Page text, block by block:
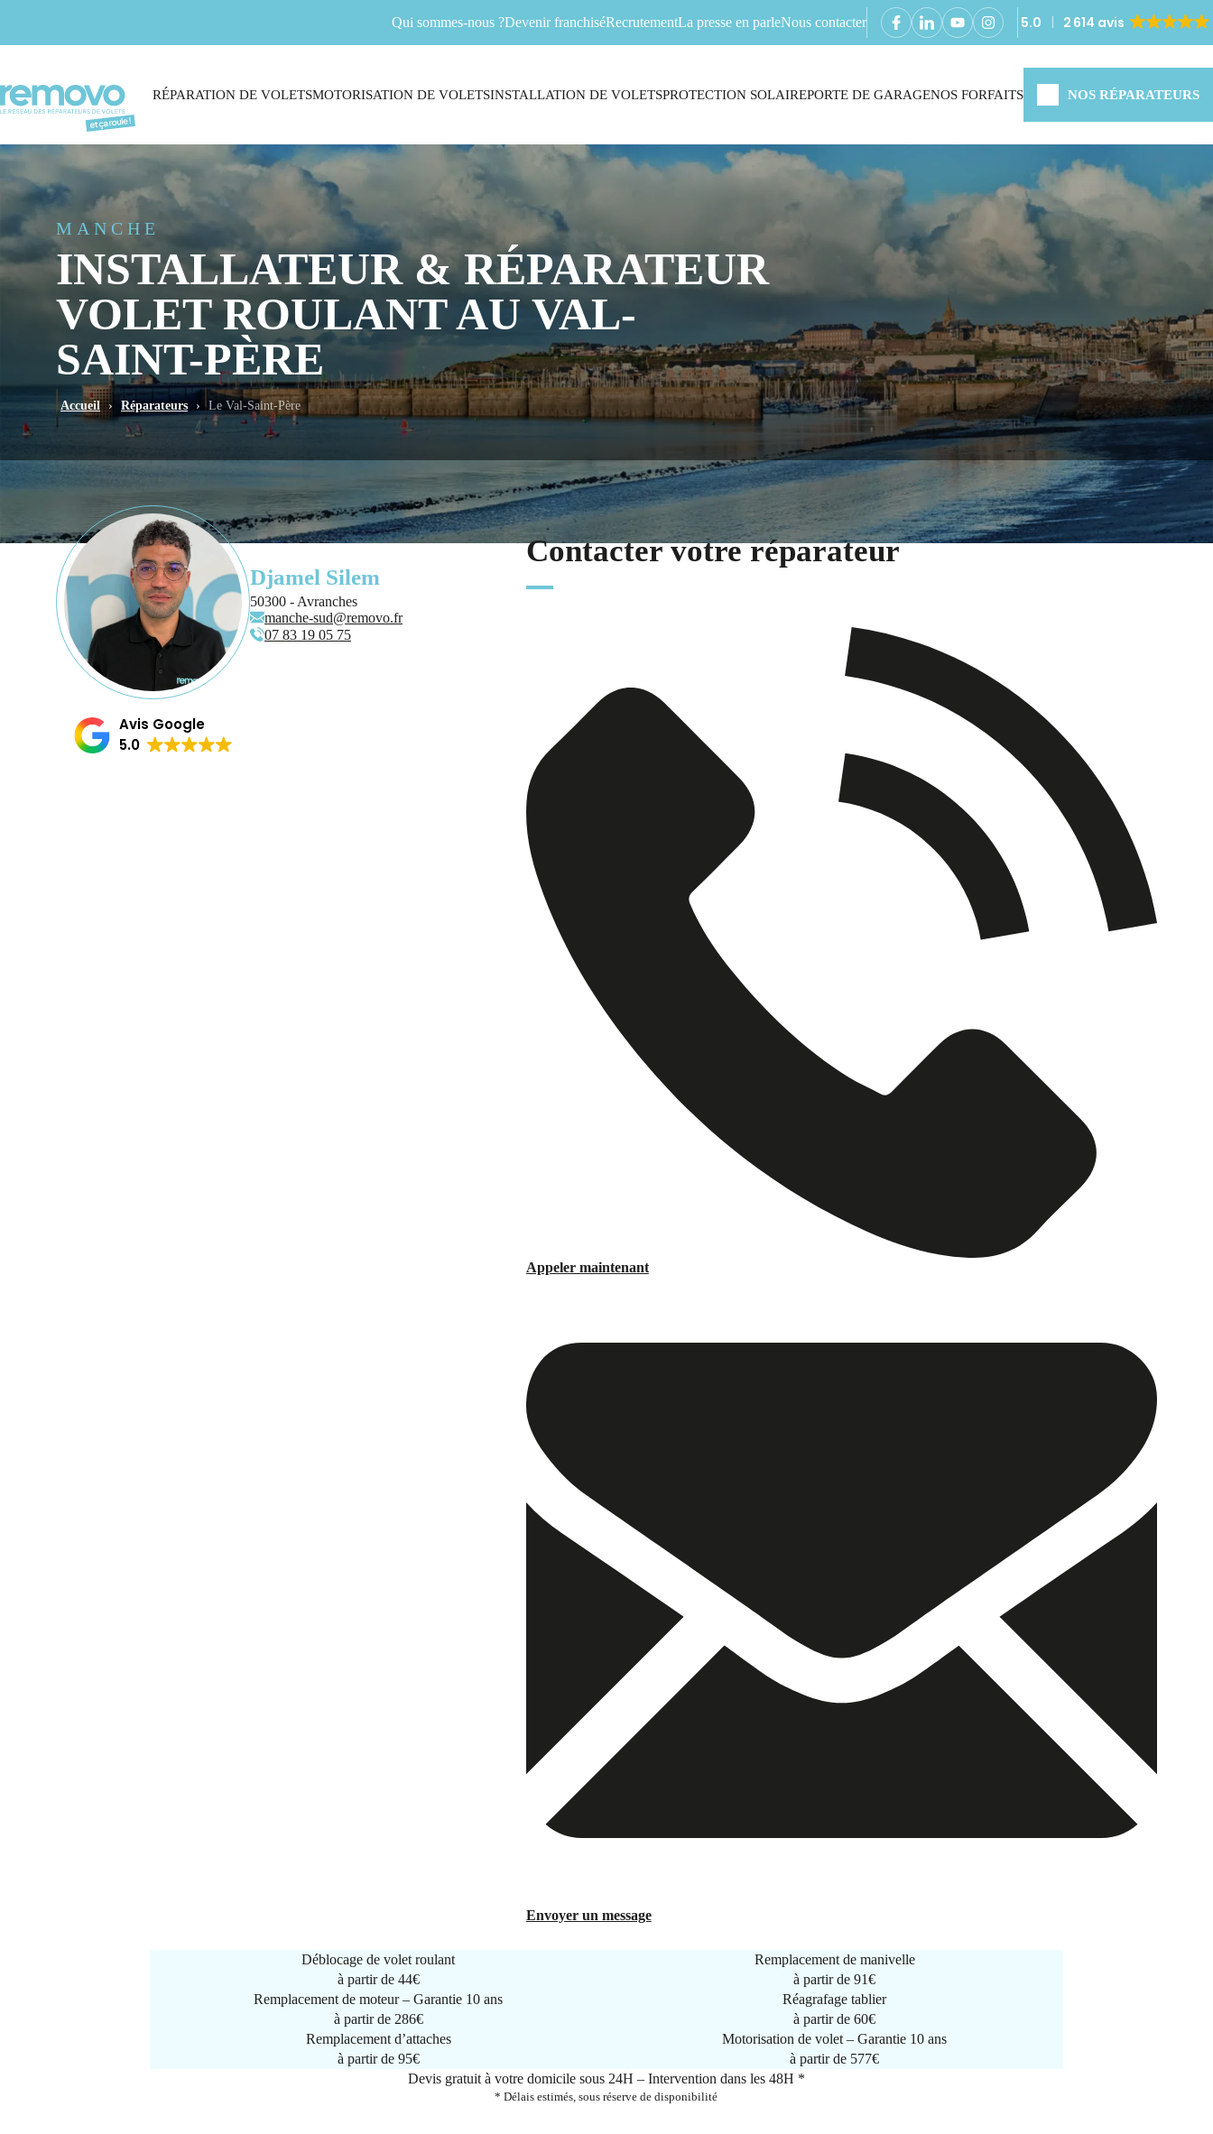
Qui sommes-nous ?Devenir franchiséRecrutementLa presse en parleNous contacter 5.0 2 614 avis
RÉPARATION DE VOLETSMOTORISATION DE VOLETSINSTALLATION DE VOLETSPROTECTION SOLAIREPORTE DE GARAGENOS FORFAITS NOS RÉPARATEURS
MANCHE
INSTALLATEUR & RÉPARATEUR
VOLET ROULANT AU VAL-
SAINT-PÈRE
Accueil › Réparateurs › Le Val-Saint-Père
Djamel Silem
50300 - Avranches
manche-sud@removo.fr
07 83 19 05 75
Avis Google
5.0
Contacter votre réparateur
Appeler maintenant
Envoyer un message
Déblocage de volet roulant
à partir de 44€
Remplacement de manivelle
à partir de91€
Remplacement de moteur – Garantie 10 ans
à partir de 286€
Réagrafage tablier
à partir de60€
Remplacement d’attaches
à partir de 95€
Motorisation de volet – Garantie 10 ans
à partir de 577€
Devis gratuit à votre domicile sous 24H – Intervention dans les 48H *
* Délais estimés, sous réserve de disponibilité